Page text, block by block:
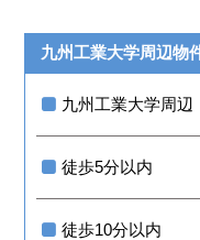
九州工業大学周辺物
九州工業大学周辺
徒歩5分以内
徒歩10分以内